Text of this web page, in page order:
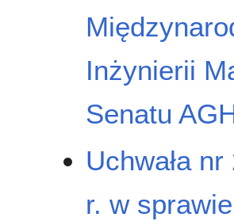
Inżynierii
Senatu
Uchwała
r. w